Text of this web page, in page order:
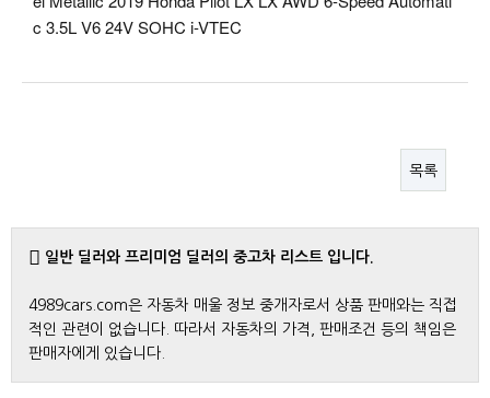
c 3.5L V6 24V SOHC i-VTEC
목록
일반 딜러와 프리미엄 딜러의 중고차 리스트 입니다.
4989cars.com은 자동차 매울 정보 중개자로서 상품 판매와는 직접
적인 관련이 없습니다. 따라서 자동차의 가격, 판매조건 등의 책임은
판매자에게 있습니다.